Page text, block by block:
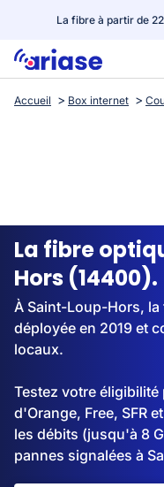
La fibre à partir de
Box internet
Streaming
Accueil Box internet
La fibre
Hors (14400).
À Saint-Loup-Hors,
déployée en 2019 et
locaux.
Testez votre
d'Orange, Free, SFR
les débits (jusqu'à 8
pannes signalées à